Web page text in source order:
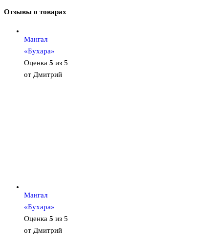
Отзывы о товарах
Мангал
«Бухара»
Оценка 5 из 5
от Дмитрий
Мангал
«Бухара»
Оценка 5 из 5
от Дмитрий